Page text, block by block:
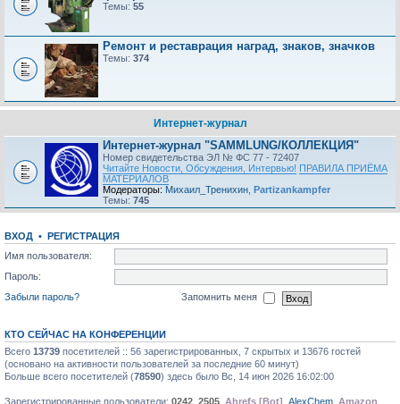
Темы: 55
Ремонт и реставрация наград, знаков, значков
Темы: 374
Интернет-журнал
Интернет-журнал "SAMMLUNG/КОЛЛЕКЦИЯ"
Номер свидетельства ЭЛ № ФС 77 - 72407
Читайте Новости, Обсуждения, Интервью! ПРАВИЛА ПРИЁМА
МАТЕРИАЛОВ
Модераторы: Михаил_Тренихин Partizankampfer
Темы: 745
ВХОД • РЕГИСТРАЦИЯ
Имя пользователя:
Пароль:
Забыли пароль?
Запомнить меня
КТО СЕЙЧАС НА КОНФЕРЕНЦИИ
Всего 13739 посетителей :: 56 зарегистрированных, 7 скрытых и 13676 гостей
(основано на активности пользователей за последние 60 минут)
Больше всего посетителей (78590) здесь было Вс, 14 июн 2026 16:02:00
Зарегистрированные пользователи: 0242 2505 Ahrefs [Bot] AlехChem Amazon